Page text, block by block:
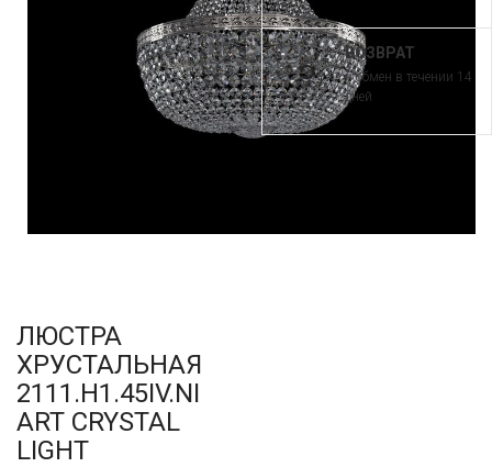
ЛЮСТРА
ХРУСТАЛЬНАЯ
2111.H1.45IV.NI
ART CRYSTAL
LIGHT
ВОЗВРАТ
и обмен в течении 14
дней